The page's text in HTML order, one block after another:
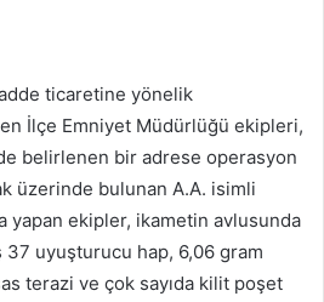
ticaretine yönelik
İlçe Emniyet Müdürlüğü ekipleri,
belirlenen bir adrese operasyon
üzerinde bulunan A.A. isimli
yapan ekipler, ikametin avlusunda
37 uyuşturucu hap, 6,06 gram
terazi ve çok sayıda kilit poşet